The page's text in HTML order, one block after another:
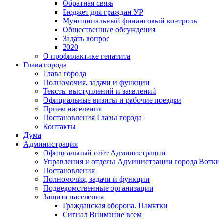
Обратная связь
Бюджет для граждан УР
Муниципальный финансовый контроль
Общественные обсуждения
Задать вопрос
2020
О профилактике гепатита
Глава города
Глава города
Полномочия, задачи и функции
Тексты выступлений и заявлений
Официальные визиты и рабочие поездки
Прием населения
Постановления Главы города
Контакты
Дума
Администрация
Официальный сайт Администрации
Управления и отделы Администрации города
Постановления
Полномочия, задачи и функции
Подведомственные организации
Защита населения
Гражданская оборона. Памятки
Сигнал Внимание всем